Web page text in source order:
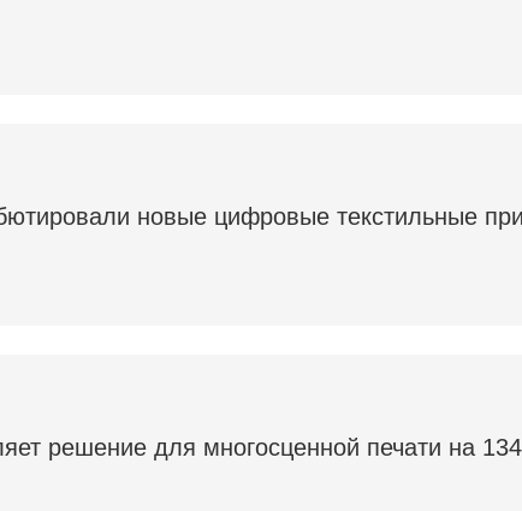
новые цифровые текстильные
решение для многосценной печати на